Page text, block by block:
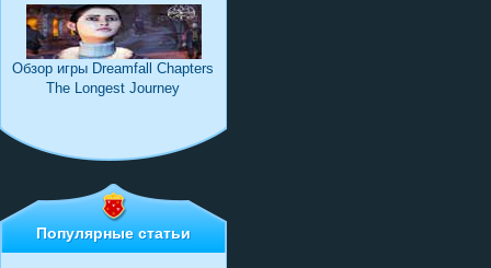
Обзор игры Dreamfall Chapters
The Longest Journey
Популярные статьи